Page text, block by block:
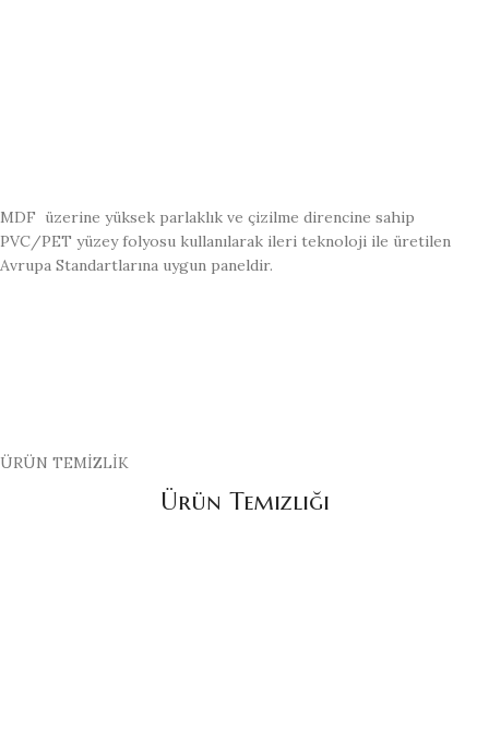
MDF üzerine yüksek parlaklık ve çizilme direncine sahip
PVC/PET yüzey folyosu kullanılarak ileri teknoloji ile üretilen
Avrupa Standartlarına uygun paneldir.
ÜRÜN TEMİZLİK
Ürün Temizliği